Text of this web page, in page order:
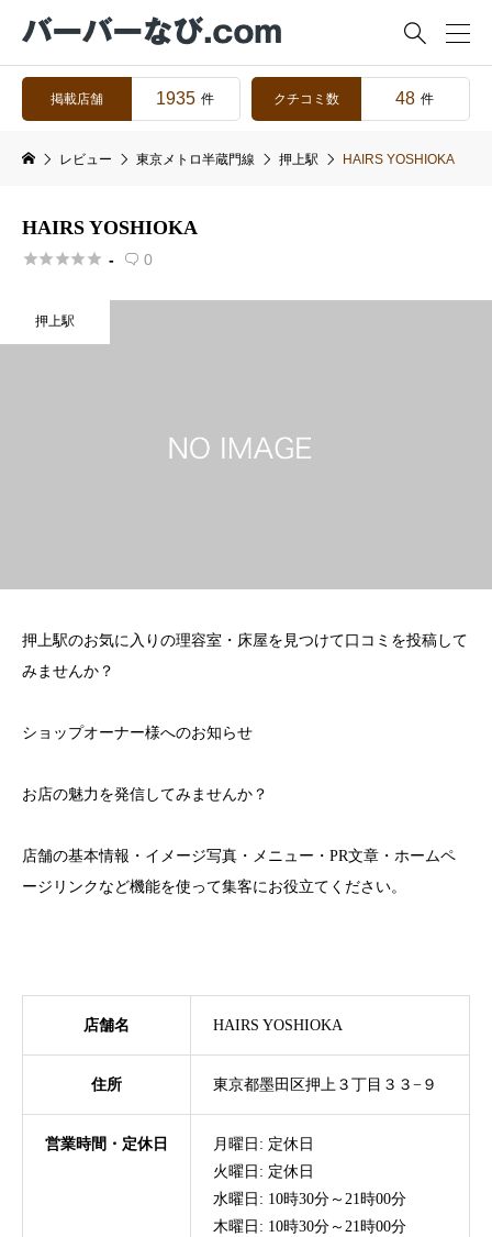

掲載店舗 1935 件 クチコミ数 48 件
レビュー 東京メトロ半蔵門線 押上駅 HAIRS YOSHIOKA
HAIRS YOSHIOKA
 -  0
押上駅
押上駅のお気に入りの理容室・床屋を見つけて口コミを投稿して
みませんか？
ショップオーナー様へのお知らせ
お店の魅力を発信してみませんか？
店舗の基本情報・イメージ写真・メニュー・PR文章・ホームペ
ージリンクなど機能を使って集客にお役立てください。
店舗名 HAIRS YOSHIOKA
住所 東京都墨田区押上３丁目３３−９
営業時間・定休日
月曜日: 定休日
火曜日: 定休日
水曜日: 10時30分～21時00分
木曜日: 10時30分～21時00分